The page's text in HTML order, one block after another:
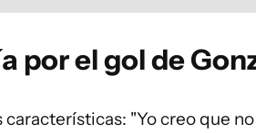
por el gol de
características: "Yo creo que